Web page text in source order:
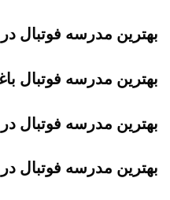
بهترین مدرسه فوتبال
بهترین مدرسه فوتبال
بهترین مدرسه فوتبال
بهترین مدرسه فوتبال